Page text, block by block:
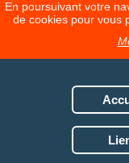
En poursuivant votre
de cookies pour vous